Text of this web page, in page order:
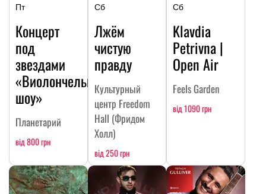
Пт
Концерт
под
звездами
«Виолончельное
шоу»
Планетарий
від 800 грн
Сб
Лжём
чистую
правду
Культурный
центр Freedom
Hall (Фридом
Холл)
від 250 грн
Сб
Klavdia
Petrivna |
Open Air
Feels Garden
від 1090 грн